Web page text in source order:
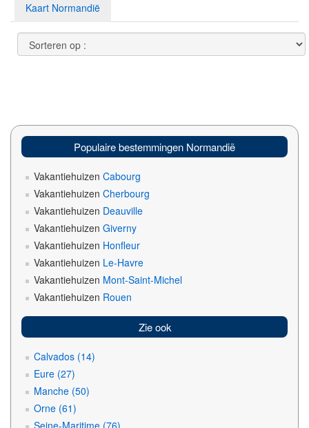
Kaart Normandië
Populaire bestemmingen Normandië
Vakantiehuizen Cabourg
Vakantiehuizen Cherbourg
Vakantiehuizen Deauville
Vakantiehuizen Giverny
Vakantiehuizen Honfleur
Vakantiehuizen Le-Havre
Vakantiehuizen Mont-Saint-Michel
Vakantiehuizen Rouen
Zie ook
Calvados (14)
Eure (27)
Manche (50)
Orne (61)
Seine-Maritime (76)